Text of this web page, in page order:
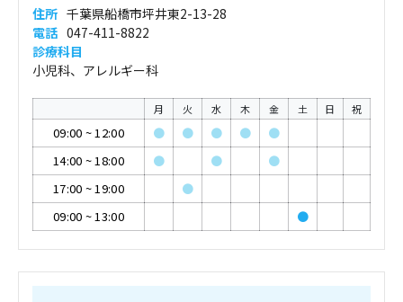
住所 千葉県船橋市坪井東2-13-28
電話 047-411-8822
診療科目
小児科、アレルギー科
月 火 水 木 金 土 日 祝
09:00 ~12:00 ● ● ● ●
●
14:00 ~18:00 ● ●
●
17:00 ~19:00
●
09:00 ~13:00 ●